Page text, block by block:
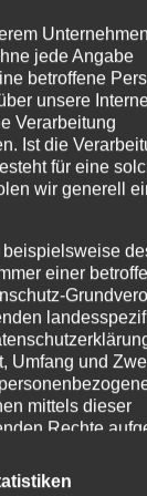
jede Angabe
betroffene
unsere
Verarbeitung
Ist die
für eine
wir generell
einer
Umfang und
mittels dieser
Rechte
zahlreiche
einen